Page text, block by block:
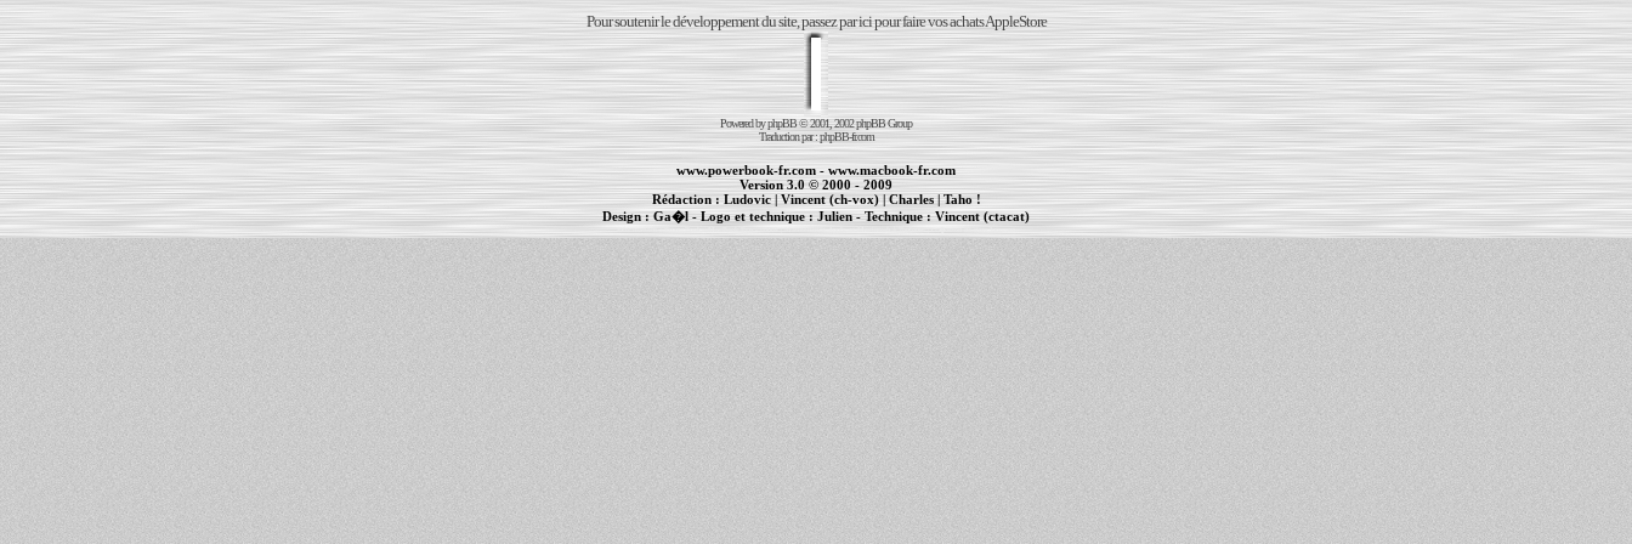
Pour soutenir le développement du site, passez par ici pour faire vos achats AppleStore
Powered byphpBB© 2001, 2002 phpBB Group
Traduction par :phpBB-fr.com
www.powerbook-fr.com - www.macbook-fr.com
Version 3.0 © 2000 - 2009
Rédaction : Ludovic|Vincent (ch-vox)| Charles|Taho !
Design :Ga�l - Logo et technique : Julien - Technique :Vincent (ctacat)
| | cr�ation de sites Internet